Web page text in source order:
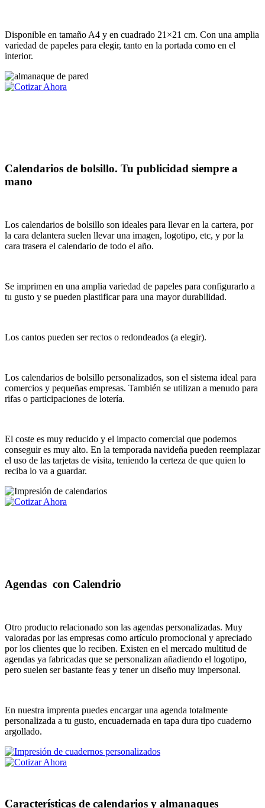
Disponible en tamaño A4 y en cuadrado 21×21 cm. Con una amplia
variedad de papeles para elegir, tanto en la portada como en el
interior.
Calendarios de bolsillo. Tu publicidad siempre a
mano
Los calendarios de bolsillo son ideales para llevar en la cartera, por
la cara delantera suelen llevar una imagen, logotipo, etc, y por la
cara trasera el calendario de todo el año.
Se imprimen en una amplia variedad de papeles para configurarlo a
tu gusto y se pueden plastificar para una mayor durabilidad.
Los cantos pueden ser rectos o redondeados (a elegir).
Los calendarios de bolsillo personalizados, son el sistema ideal para
comercios y pequeñas empresas. También se utilizan a menudo para
rifas o participaciones de lotería.
El coste es muy reducido y el impacto comercial que podemos
conseguir es muy alto. En la temporada navideña pueden reemplazar
el uso de las tarjetas de visita, teniendo la certeza de que quien lo
reciba lo va a guardar.
Agendas con Calendrio
Otro producto relacionado son las agendas personalizadas. Muy
valoradas por las empresas como artículo promocional y apreciado
por los clientes que lo reciben. Existen en el mercado multitud de
agendas ya fabricadas que se personalizan añadiendo el logotipo,
pero suelen ser bastante feas y tener un diseño muy impersonal.
En nuestra imprenta puedes encargar una agenda totalmente
personalizada a tu gusto, encuadernada en tapa dura tipo cuaderno
argollado.
Características de calendarios y almanaques